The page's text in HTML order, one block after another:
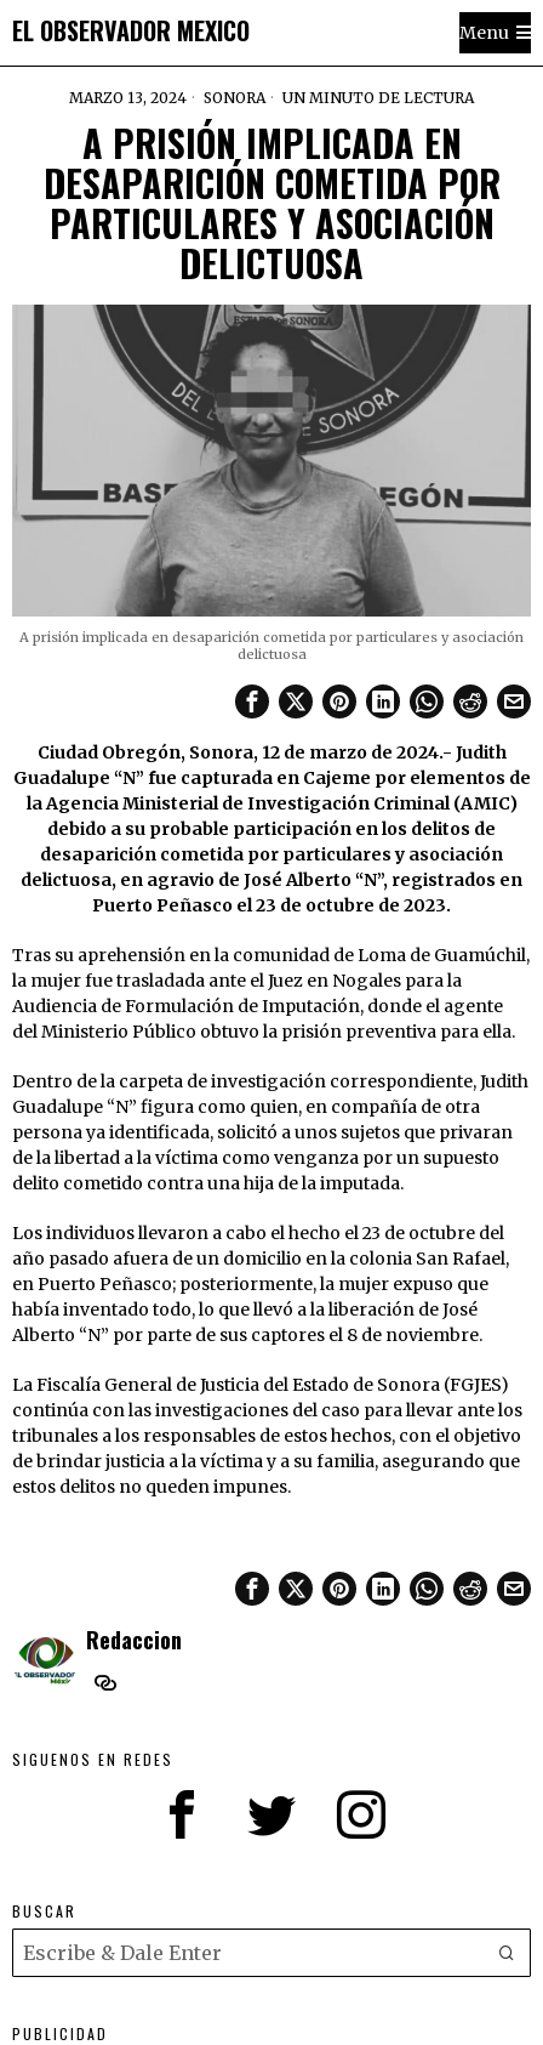
EL OBSERVADOR MEXICO Menu
MARZO 13, 2024 SONORA UN MINUTO DE LECTURA
A PRISIÓN IMPLICADA EN
DESAPARICIÓN COMETIDA POR
PARTICULARES Y ASOCIACIÓN
DELICTUOSA
A prisión implicada en desaparición cometida por particulares y asociación
delictuosa
Ciudad Obregón, Sonora, 12 de marzo de 2024.- Judith
Guadalupe “N” fue capturada en Cajeme por elementos de
la Agencia Ministerial de Investigación Criminal (AMIC)
debido a su probable participación en los delitos de
desaparición cometida por particulares y asociación
delictuosa, en agravio de José Alberto “N”, registrados en
Puerto Peñasco el 23 de octubre de 2023.
Tras su aprehensión en la comunidad de Loma de Guamúchil,
la mujer fue trasladada ante el Juez en Nogales para la
Audiencia de Formulación de Imputación, donde el agente
del Ministerio Público obtuvo la prisión preventiva para ella.
Dentro de la carpeta de investigación correspondiente, Judith
Guadalupe “N” figura como quien, en compañía de otra
persona ya identificada, solicitó a unos sujetos que privaran
de la libertad a la víctima como venganza por un supuesto
delito cometido contra una hija de la imputada.
Los individuos llevaron a cabo el hecho el 23 de octubre del
año pasado afuera de un domicilio en la colonia San Rafael,
en Puerto Peñasco; posteriormente, la mujer expuso que
había inventado todo, lo que llevó a la liberación de José
Alberto “N” por parte de sus captores el 8 de noviembre.
La Fiscalía General de Justicia del Estado de Sonora (FGJES)
continúa con las investigaciones del caso para llevar ante los
tribunales a los responsables de estos hechos, con el objetivo
de brindar justicia a la víctima y a su familia, asegurando que
estos delitos no queden impunes.
Redaccion
SIGUENOS EN REDES
BUSCAR
PUBLICIDAD